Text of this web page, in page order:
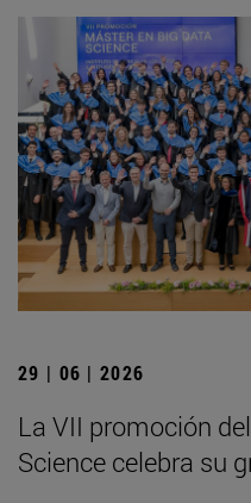
29 | 06 | 2026
La VII promoción
Science celebra su